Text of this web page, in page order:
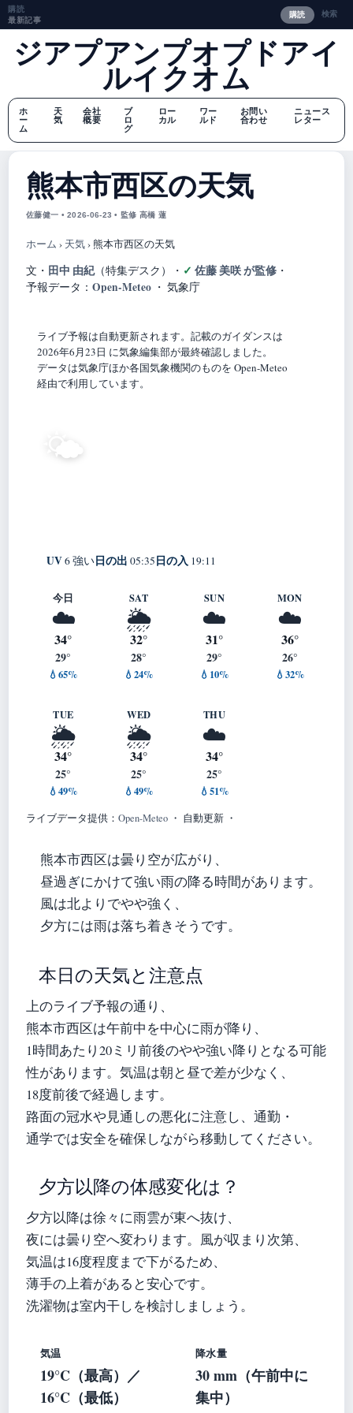
購読
最新記事
購読 検索
ジアプアンプオプドアイ
ルイクオム
ホ
ー
ム
天
気
会社
概要
ブ
ロ
グ
ロー
カル
ワー
ルド
お問い
合わせ
ニュース
レター
熊本市西区の天気
佐藤健一 • 2026-06-23 • 監修 高橋 蓮
ホーム › 天気›熊本市西区の天気
文・ 田中 由紀（特集デスク） ・ 佐藤 美咲 が監修 ・
予報データ： Open-Meteo ・ 気象庁
ライブ予報は自動更新されます。記載のガイダンスは
2026年6月23日 に気象編集部が最終確認しました。
データは気象庁ほか各国気象機関のものを Open-Meteo
経由で利用しています。
🌤️
UV6 強い日の出 05:35日の入 19:11
今日
☁️
34°
29°
💧65%
SAT
🌦️
32°
28°
💧24%
SUN
☁️
31°
29°
💧10%
MON
☁️
36°
26°
💧32%
TUE
🌦️
34°
25°
💧49%
WED
🌦️
34°
25°
💧49%
THU
☁️
34°
25°
💧51%
ライブデータ提供： Open-Meteo ・ 自動更新 ・
熊本市西区は曇り空が広がり、
昼過ぎにかけて強い雨の降る時間があります。
風は北よりでやや強く、
夕方には雨は落ち着きそうです。
本日の天気と注意点
上のライブ予報の通り、
熊本市西区は午前中を中心に雨が降り、
1時間あたり20ミリ前後のやや強い降りとなる可能
性があります。気温は朝と昼で差が少なく、
18度前後で経過します。
路面の冠水や見通しの悪化に注意し、通勤・
通学では安全を確保しながら移動してください。
夕方以降の体感変化は？
夕方以降は徐々に雨雲が東へ抜け、
夜には曇り空へ変わります。風が収まり次第、
気温は16度程度まで下がるため、
薄手の上着があると安心です。
洗濯物は室内干しを検討しましょう。
気温
19°C（最高）／
16°C（最低）
降水量
30 mm（午前中に
集中）